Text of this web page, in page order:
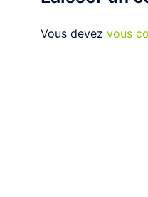
Vous devez vous